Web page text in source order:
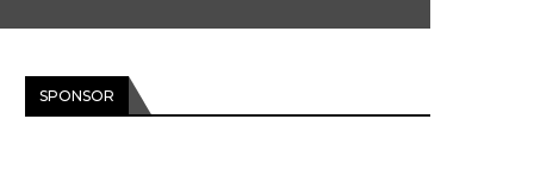
SPONSOR